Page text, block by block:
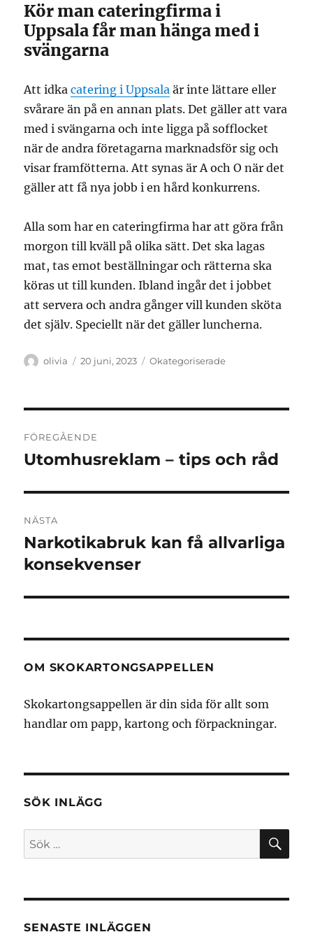
Kör man cateringfirma i
Uppsala får man hänga med i
svängarna
Att idkacatering i Uppsala är inte lättare eller
svårare än på en annan plats. Det gäller att vara
med i svängarna och inte ligga på sofflocket
när de andra företagarna marknadsför sig och
visar framfötterna. Att synas är A och O när det
gäller att få nya jobb i en hård konkurrens.
Alla som har en cateringfirma har att göra från
morgon till kväll på olika sätt. Det ska lagas
mat, tas emot beställningar och rätterna ska
köras ut till kunden. Ibland ingår det i jobbet
att servera och andra gånger vill kunden sköta
det själv. Speciellt när det gäller luncherna.
Författare
olivia
Publicerat
20 juni, 2023 Kategorier
Okategoriserade
FÖREGÅENDE
Föregående
Utomhusreklam – tips och råd
NÄSTA
Nästa
inlägg:
Narkotikabruk kan få allvarliga
konsekvenser
OM SKOKARTONGSAPPELLEN
Skokartongsappellen är din sida för allt som
handlar om papp, kartong och förpackningar.
SÖK INLÄGG
Sök
efter:
SENASTE INLÄGGEN